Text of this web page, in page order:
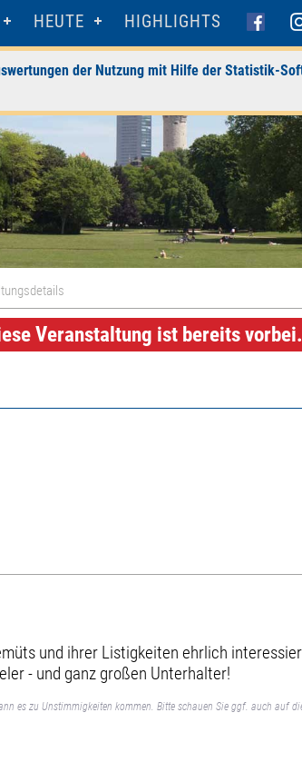
HEUTE HIGHLIGHTS
der Nutzung mit Hilfe der Statistik-
Veranstaltung ist bereits vorbei.
und ihrer Listigkeiten ehrlich
- und ganz großen Unterhalter!
es zu Unstimmigkeiten kommen. Bitte schauen Sie ggf. auch auf